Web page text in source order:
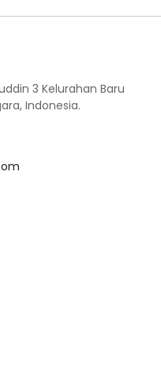
3 Kelurahan Baru
Indonesia.